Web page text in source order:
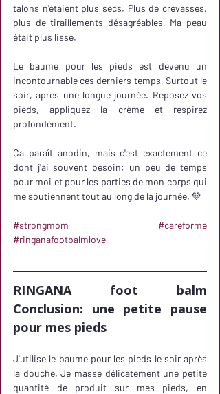
talons n'étaient plus secs. Plus de crevasses,
plus de tiraillements désagréables. Ma peau
était plus lisse.
Le baume pour les pieds est devenu un
incontournable ces derniers temps. Surtout le
soir, après une longue journée. Reposez vos
pieds, appliquez la crème et respirez
profondément.
Ça paraît anodin, mais c'est exactement ce
dont j'ai souvent besoin: un peu de temps
pour moi et pour les parties de mon corps qui
me soutiennent tout au long de la journée. 💚
#strongmom
#careforme
#ringanafootbalmlove
RINGANA foot balm
Conclusion: une petite pause
pour mes pieds
J'utilise le baume pour les pieds le soir après
la douche. Je masse délicatement une petite
quantité de produit sur mes pieds, en